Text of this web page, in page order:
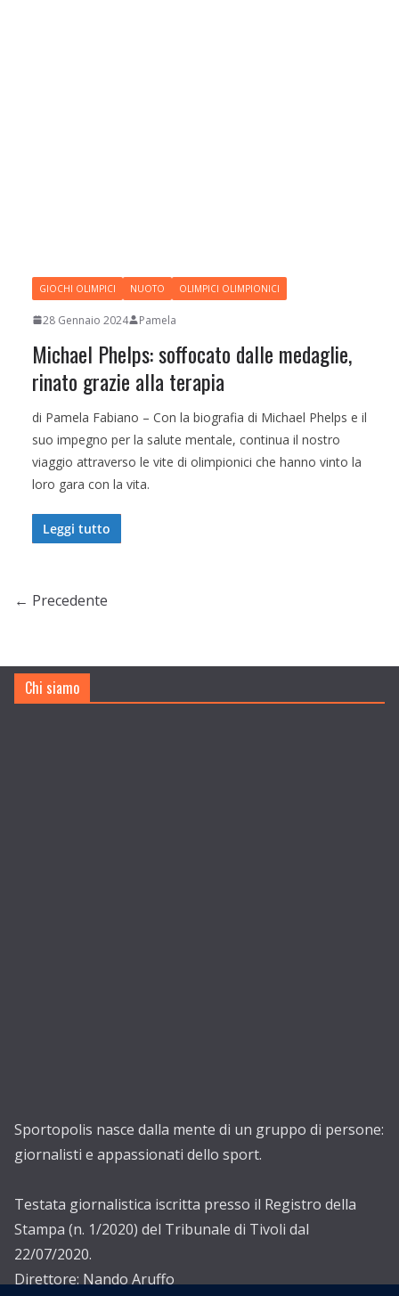
GIOCHI OLIMPICI NUOTO OLIMPICI OLIMPIONICI
28 Gennaio 2024 Pamela
Michael Phelps: soffocato dalle medaglie,
rinato grazie alla terapia
di Pamela Fabiano – Con la biografia di Michael Phelps e il
suo impegno per la salute mentale, continua il nostro
viaggio attraverso le vite di olimpionici che hanno vinto la
loro gara con la vita.
Leggi tutto
← Precedente
Chi siamo
Sportopolis nasce dalla mente di un gruppo di persone:
giornalisti e appassionati dello sport.
Testata giornalistica iscritta presso il Registro della
Stampa (n. 1/2020) del Tribunale di Tivoli dal
22/07/2020.
Direttore: Nando Aruffo